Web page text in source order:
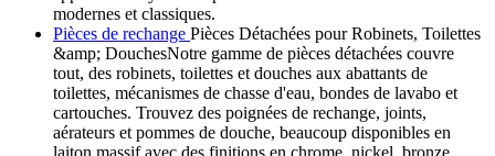
modernes et classiques.
Pièces de rechange Pièces Détachées pour Robinets, Toilettes
&amp; DouchesNotre gamme de pièces détachées couvre
tout, des robinets, toilettes et douches aux abattants de
toilettes, mécanismes de chasse d'eau, bondes de lavabo et
cartouches. Trouvez des poignées de rechange, joints,
aérateurs et pommes de douche, beaucoup disponibles en